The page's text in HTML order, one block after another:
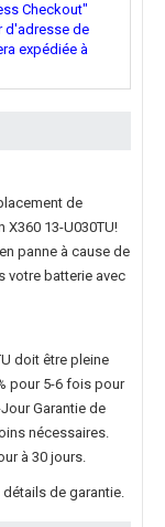
Checkout"
d'adresse de
expédiée à
de
X360 13-U030TU!
panne à cause de
votre batterie avec
doit être pleine
pour 5-6 fois pour
Garantie de
nécessaires.
à 30 jours.
de garantie.